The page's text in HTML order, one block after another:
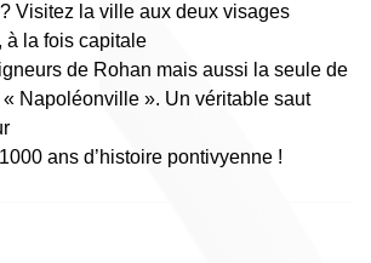
Visitez la ville aux deux visages
à la fois capitale
de Rohan mais aussi la seule de
Napoléonville ». Un véritable saut
ans d’histoire pontivyenne !